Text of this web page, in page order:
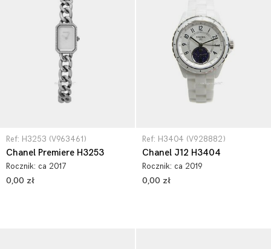
Ref: H3253 (V963461)
Chanel Premiere H3253
Rocznik: ca 2017
0,00 zł
Ref: H3404 (V928882)
Chanel J12 H3404
Rocznik: ca 2019
0,00 zł